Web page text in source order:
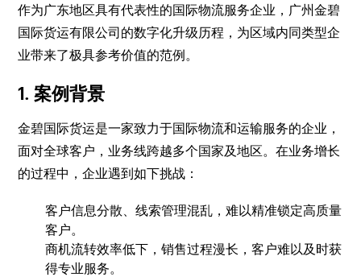
作为广东地区具有代表性的国际物流服务企业，广州金碧
国际货运有限公司的数字化升级历程，为区域内同类型企
业带来了极具参考价值的范例。
1. 案例背景
金碧国际货运是一家致力于国际物流和运输服务的企业，
面对全球客户，业务线跨越多个国家及地区。在业务增长
的过程中，企业遇到如下挑战：
客户信息分散、线索管理混乱，难以精准锁定高质量
客户。
商机流转效率低下，销售过程漫长，客户难以及时获
得专业服务。